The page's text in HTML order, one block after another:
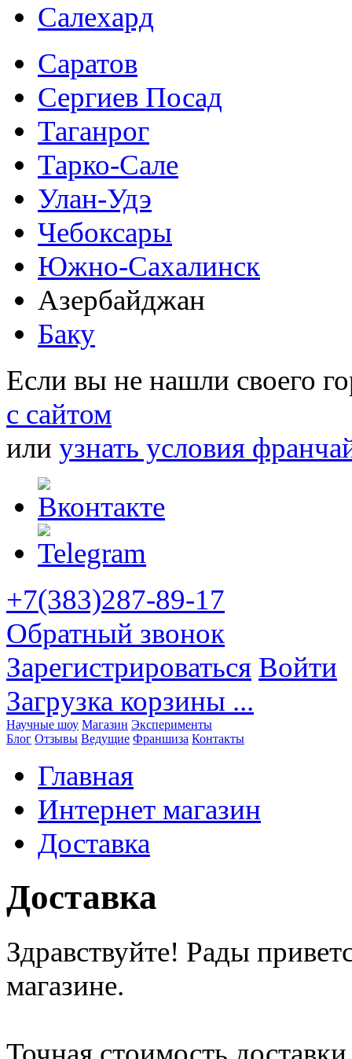
Салехард
Саратов
Сергиев Посад
Таганрог
Тарко-Сале
Улан-Удэ
Чебоксары
Южно-Сахалинск
Азербайджан
Баку
Если вы не нашли своего
с сайтом
или узнать условия
+7(383)287-89-17
Обратный звонок
Зарегистрироваться Войти
Загрузка корзины ...
Научные шоу Магазин Эксперименты
Блог Отзывы Ведущие Франшиза Контакты
Главная
Интернет магазин
Доставка
Доставка
Здравствуйте! Рады
магазине.